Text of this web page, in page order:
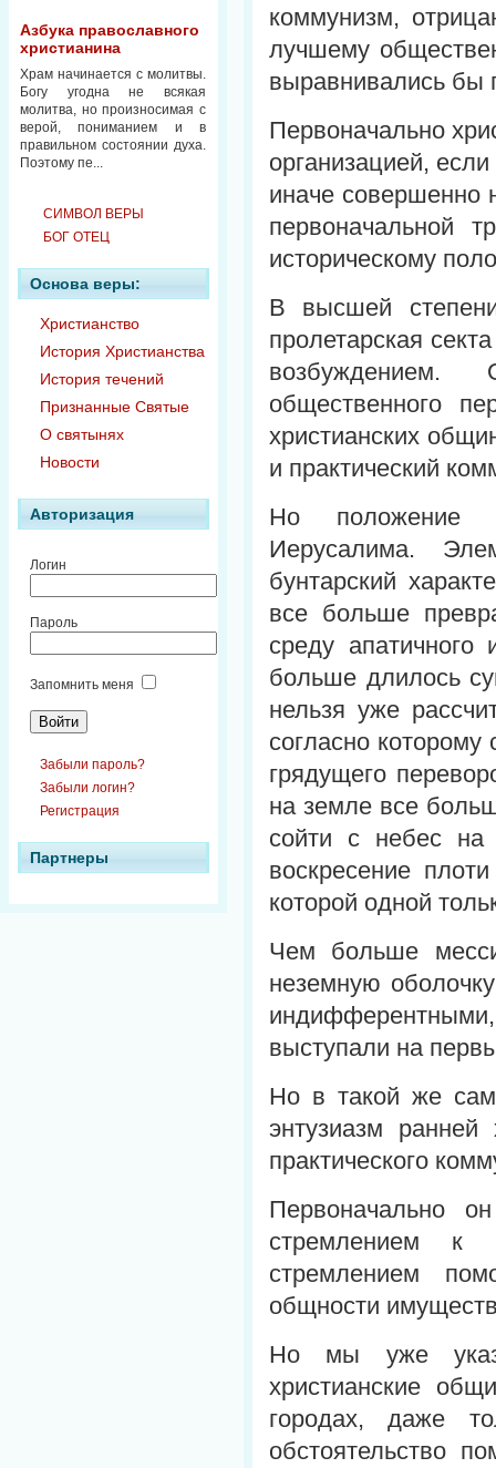
Азбука православного
христианина
Храм начинается с молитвы.
Богу угодна не всякая
молитва, но произносимая с
верой, пониманием и в
правильном состоянии духа.
Поэтому пе...
СИМВОЛ ВЕРЫ
БОГ ОТЕЦ
Основа веры:
Христианство
История Христианства
История течений
Признанные Святые
О святынях
Новости
Авторизация
Логин
Пароль
Запомнить меня
Забыли пароль?
Забыли логин?
Регистрация
Партнеры
коммунизм,
лучшему
выравнивались бы
Первоначально
организацией,
иначе совершенно
первоначальной
историческому
В высшей
пролетарская
возбуждением.
общественного
христианских
и практический
Но положение
Иерусалима.
бунтарский
все больше
среду апатичного
больше длилось
нельзя уже
согласно
грядущего
на земле все
сойти с небес
воскресение
которой одной
Чем больше
неземную
выступали на
Но в такой же
энтузиазм
практического
Первоначально
стремлением к
стремлением
общности
Но мы уже
христианские
городах, даже
обстоятельство